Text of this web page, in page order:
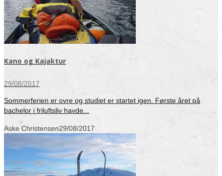
Kano og Kajaktur
29/08/2017
Sommerferien er ovre og studiet er startet igen. Første året på
bachelor i friluftsliv havde...
Aske Christensen29/08/2017